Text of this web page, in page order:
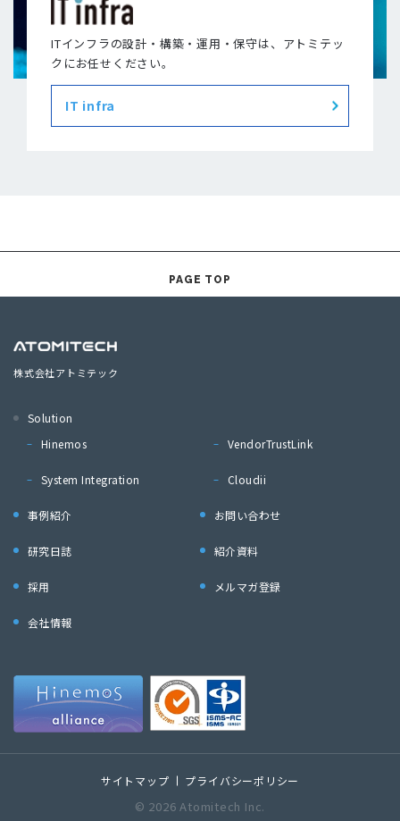
ITインフラの設計・構築・運用・保守は、アトミテッ
クにお任せください。
IT infra
PAGE TOP
株式会社アトミテック
Solution
Hinemos
VendorTrustLink
System Integration Cloudii
事例紹介
研究日誌
採用
会社情報
お問い合わせ
紹介資料
メルマガ登録
サイトマップ プライバシーポリシー
© 2026 Atomitech Inc.